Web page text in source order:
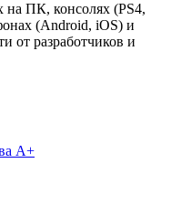
на ПК, консолях (PS4,
(Android, iOS) и
от разработчиков и
A+